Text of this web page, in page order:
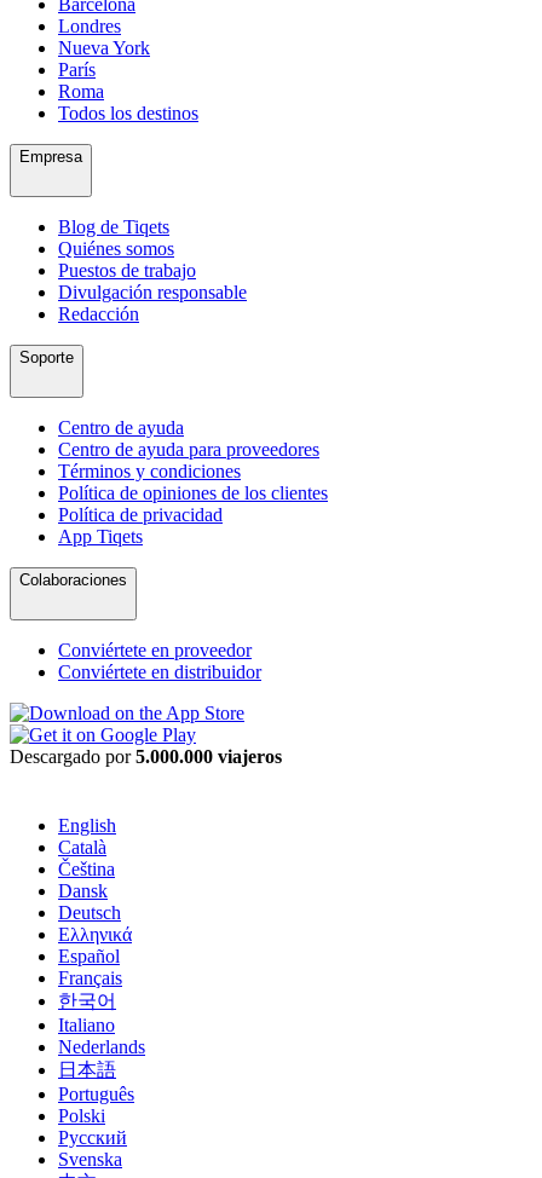
Londres
Nueva York
París
Roma
Todos los destinos
Empresa
Blog de Tiqets
Quiénes somos
Puestos de trabajo
Divulgación responsable
Redacción
Soporte
Centro de ayuda
Centro de ayuda para proveedores
Términos y condiciones
Política de opiniones de los clientes
Política de privacidad
App Tiqets
Colaboraciones
Conviértete en proveedor
Conviértete en distribuidor
Descargado por5.000.000 viajeros
English
Català
Čeština
Dansk
Deutsch
Ελληνικά
Español
Français
한국어
Italiano
Nederlands
日本語
Português
Polski
Русский
Svenska